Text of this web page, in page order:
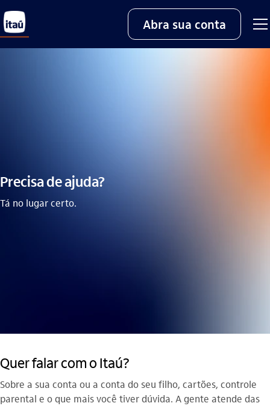
Abra sua conta
Precisa de ajuda?
Tá no lugar certo.
Quer falar com o Itaú?
Sobre a sua conta ou a conta do seu filho, cartões, controle
parental e o que mais você tiver dúvida. A gente atende das